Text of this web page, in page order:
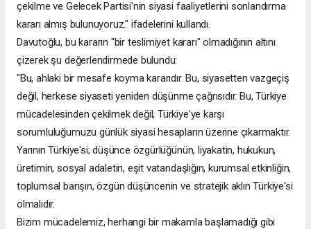
çekilme ve Gelecek Partisi'nin siyasi faaliyetlerini sonlandırma
kararı almış bulunuyoruz." ifadelerini kullandı.
Davutoğlu, bu kararın "bir teslimiyet kararı" olmadığının altını
çizerek şu değerlendirmede bulundu:
"Bu, ahlaki bir mesafe koyma kararıdır. Bu, siyasetten vazgeçiş
değil, herkese siyaseti yeniden düşünme çağrısıdır. Bu, Türkiye
mücadelesinden çekilmek değil, Türkiye'ye karşı
sorumluluğumuzu günlük siyasi hesapların üzerine çıkarmaktır.
Yarının Türkiye'si; düşünce özgürlüğünün, liyakatin, hukukun,
üretimin, sosyal adaletin, eşit vatandaşlığın, kurumsal etkinliğin,
toplumsal barışın, özgün düşüncenin ve stratejik aklın Türkiye'si
olmalıdır.
Bizim mücadelemiz, herhangi bir makamla başlamadığı gibi